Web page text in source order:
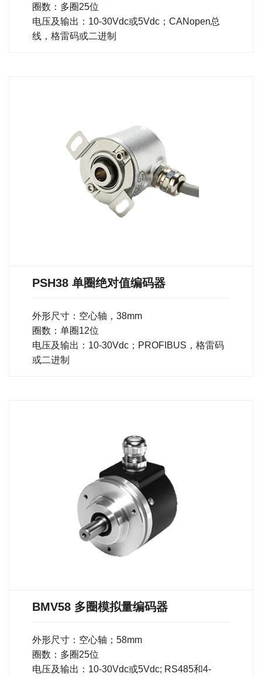
圈数：多圈25位
电压及输出：10-30Vdc或5Vdc；CANopen总
线，格雷码或二进制
PSH38 单圈绝对值编码器
外形尺寸：空心轴，38mm
圈数：单圈12位
电压及输出：10-30Vdc；PROFIBUS，格雷码
或二进制
BMV58 多圈模拟量编码器
外形尺寸：空心轴；58mm
圈数：多圈25位
电压及输出：10-30Vdc或5Vdc; RS485和4-